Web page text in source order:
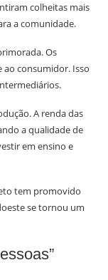
colheitas mais
a comunidade.
Os
consumidor. Isso
A renda das
a qualidade de
em ensino e
tem promovido
se tornou um